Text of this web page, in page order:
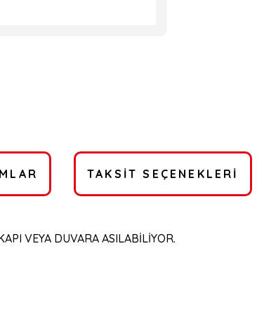
TAKSIT SEÇENEKLERI
VEYA DUVARA ASILABİLİYOR.